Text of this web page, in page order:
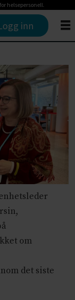
helsepersonell.
inn
om
det siste